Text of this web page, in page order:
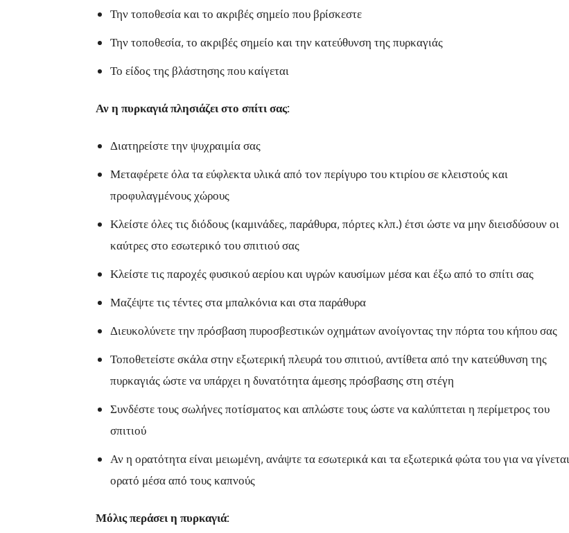
Την τοποθεσία και το ακριβές σημείο που βρίσκεστε
Την τοποθεσία, το ακριβές σημείο και την κατεύθυνση της πυρκαγιάς
Το είδος της βλάστησης που καίγεται
Αν η πυρκαγιά πλησιάζει στο σπίτι σας:
Διατηρείστε την ψυχραιμία σας
Μεταφέρετε όλα τα εύφλεκτα υλικά από τον περίγυρο του κτιρίου σε κλειστούς και
προφυλαγμένους χώρους
Κλείστε όλες τις διόδους (καμινάδες, παράθυρα, πόρτες κλπ.) έτσι ώστε να μην διεισδύσουν οι
καύτρες στο εσωτερικό του σπιτιού σας
Κλείστε τις παροχές φυσικού αερίου και υγρών καυσίμων μέσα και έξω από το σπίτι σας
Μαζέψτε τις τέντες στα μπαλκόνια και στα παράθυρα
Διευκολύνετε την πρόσβαση πυροσβεστικών οχημάτων ανοίγοντας την πόρτα του κήπου σας
Τοποθετείστε σκάλα στην εξωτερική πλευρά του σπιτιού, αντίθετα από την κατεύθυνση της
πυρκαγιάς ώστε να υπάρχει η δυνατότητα άμεσης πρόσβασης στη στέγη
Συνδέστε τους σωλήνες ποτίσματος και απλώστε τους ώστε να καλύπτεται η περίμετρος του
σπιτιού
Αν η ορατότητα είναι μειωμένη, ανάψτε τα εσωτερικά και τα εξωτερικά φώτα του για να γίνεται
ορατό μέσα από τους καπνούς
Μόλις περάσει η πυρκαγιά: